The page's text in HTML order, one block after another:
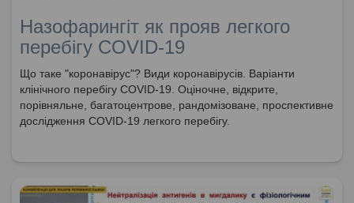
Назофарингіт як прояв легкого
перебігу COVID-19
Що таке "коронавірус"? Види коронавірусів. Варіанти
клінічного перебігу COVID-19. Оціночне, відкрите,
порівняльне, багатоцентрове, рандомізоване, проспективне
дослідження COVID-19 легкого перебігу.